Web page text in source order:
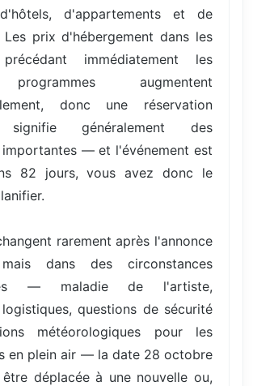
d'appartements et de
prix d'hébergement dans les
précédant immédiatement les
augmentent
donc une réservation
signifie généralement des
importantes — et l'événement est
82 jours, vous avez donc le
rarement après l'annonce
dans des circonstances
— maladie de l'artiste,
questions de sécurité
météorologiques pour les
en plein air — la date 28 octobre
déplacée à une nouvelle ou,